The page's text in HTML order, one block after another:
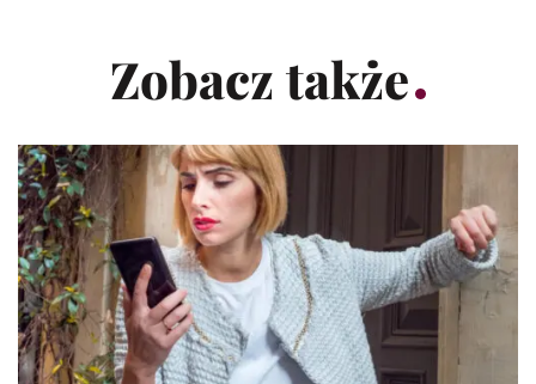
Zobacz także